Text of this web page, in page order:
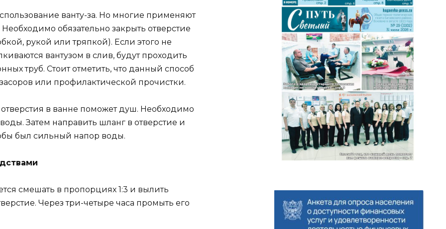
ванту-за. Но многие применяют
обязательно закрыть отверстие
рукой или тряпкой). Eсли этого не
вантузом в слив, будут проходить
труб. Стоит отметить, что данный способ
или профилактической прочистки.
в ванне поможет душ. Необходимо
Затем направить шланг в отверстие и
был сильный напор воды.
смешать в пропорциях 1:3 и вылить
Через три-четыре часа промыть его